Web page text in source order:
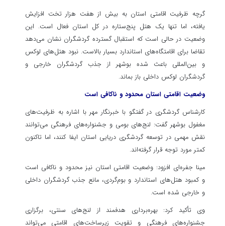
گرچه ظرفیت اقامتی استان به بیش از هفت هزار تخت افزایش
یافته، اما تنها یک هتل پنج‌ستاره در کل استان فعال است. این
وضعیت در حالی است که استقبال گسترده گردشگران نشان می‌دهد
تقاضا برای اقامتگاه‌های استاندارد بسیار بالاست. نبود هتل‌های لوکس
و بین‌المللی باعث شده بوشهر از جذب گردشگران خارجی و
گردشگران لوکس داخلی باز بماند.
وضعیت اقامتی استان محدود و ناکافی است
کارشناس گردشگری در گفتگو با خبرنگار مهر با اشاره به ظرفیت‌های
مغفول بوشهر گفت: لنج‌های بومی و جشنواره‌های فرهنگی می‌توانند
نقش مهمی در توسعه گردشگری دریایی استان ایفا کنند، اما تاکنون
کمتر مورد توجه قرار گرفته‌اند.
مینا جفره‌ای افزود: وضعیت اقامتی استان نیز محدود و ناکافی است
و کمبود هتل‌های استاندارد و بوم‌گردی، مانع جذب گردشگران داخلی
و خارجی شده است.
وی تأکید کرد: بهره‌برداری هدفمند از لنج‌های سنتی، برگزاری
جشنواره‌های فرهنگی و تقویت زیرساخت‌های اقامتی می‌تواند